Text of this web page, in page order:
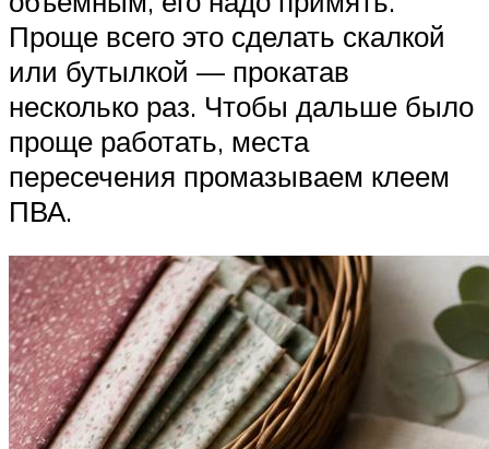
Проще всего это сделать скалкой
или бутылкой — прокатав
несколько раз. Чтобы дальше было
проще работать, места
пересечения промазываем клеем
ПВА.